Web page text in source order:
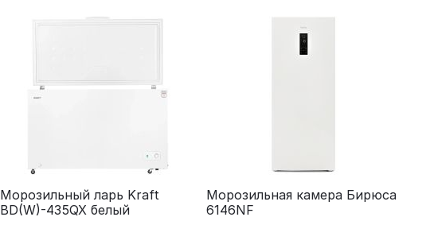
Морозильный ларь Kraft
BD(W)-435QX белый
Морозильная камера Бирюса
6146NF